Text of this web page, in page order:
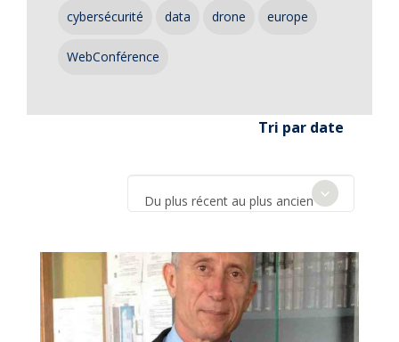
cybersécurité data drone europe
WebConférence
Tri par date
Du plus récent au plus ancien